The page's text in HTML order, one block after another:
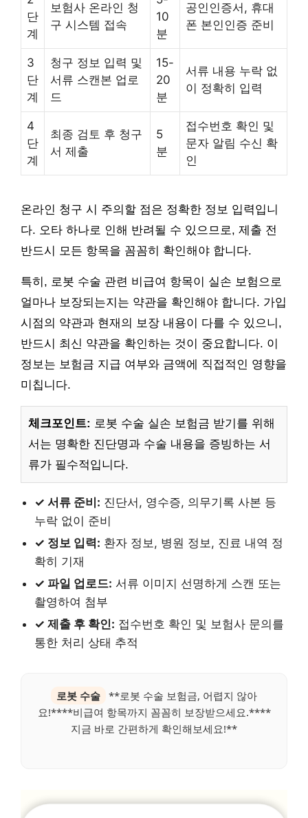
단
계
보험사 온라인 청
구 시스템 접속
10
분
공인인증서, 휴대
폰 본인인증 준비
3
단
계
청구 정보 입력 및
서류 스캔본 업로
드
15-
20
분
서류 내용 누락 없
이 정확히 입력
4
단
계
최종 검토 후 청구
서 제출
5
분
접수번호 확인 및
문자 알림 수신 확
인
온라인 청구 시 주의할 점은 정확한 정보 입력입니
다. 오타 하나로 인해 반려될 수 있으므로, 제출 전
반드시 모든 항목을 꼼꼼히 확인해야 합니다.
특히, 로봇 수술 관련 비급여 항목이 실손 보험으로
얼마나 보장되는지는 약관을 확인해야 합니다. 가입
시점의 약관과 현재의 보장 내용이 다를 수 있으니,
반드시 최신 약관을 확인하는 것이 중요합니다. 이
정보는 보험금 지급 여부와 금액에 직접적인 영향을
미칩니다.
체크포인트: 로봇 수술 실손 보험금 받기를 위해
서는 명확한 진단명과 수술 내용을 증빙하는 서
류가 필수적입니다.
✓ 서류 준비: 진단서, 영수증, 의무기록 사본 등
누락 없이 준비
✓ 정보 입력: 환자 정보, 병원 정보, 진료 내역 정
확히 기재
✓ 파일 업로드: 서류 이미지 선명하게 스캔 또는
촬영하여 첨부
✓ 제출 후 확인: 접수번호 확인 및 보험사 문의를
통한 처리 상태 추적
로봇 수술 **로봇 수술 보험금, 어렵지 않아
요!****비급여 항목까지 꼼꼼히 보장받으세요.****
지금 바로 간편하게 확인해보세요!**